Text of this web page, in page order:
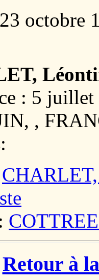
23 octobre
: 5
,
:
CHARLET,
Retour à